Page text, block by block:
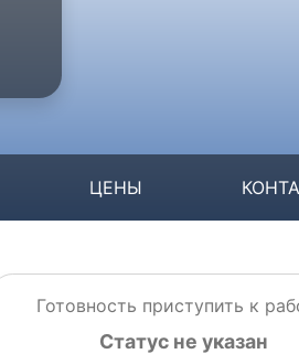
ЦЕНЫ
Готовность приступить к
Статус не указан